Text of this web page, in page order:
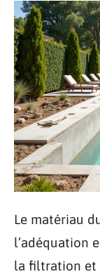
Le matériau
l’adéquation
la filtration et